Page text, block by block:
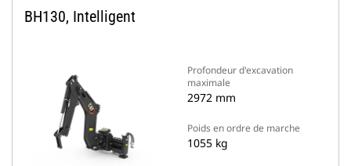
BH130, Intelligent
Profondeur d'excavation
maximale
2972 mm
Poids en ordre de marche
1055 kg